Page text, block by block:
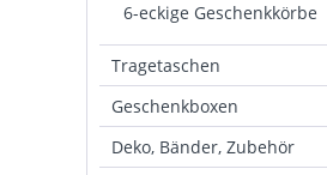
6-eckige Geschenkkörbe
Tragetaschen
Geschenkboxen
Deko, Bänder, Zubehör